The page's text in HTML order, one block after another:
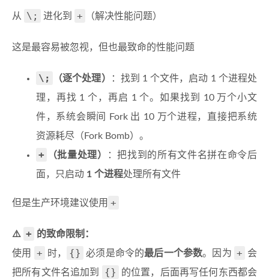
从 \; 进化到 + （解决性能问题）
这是最容易被忽视，但也最致命的性能问题
\; （逐个处理）
：找到 1 个文件，启动 1 个进程处
理，再找 1 个，再启 1 个。如果找到 10 万个小文
件，系统会瞬间 Fork 出 10 万个进程，直接把系统
资源耗尽（Fork Bomb）。
+ （批量处理）
：把找到的所有文件名拼在命令后
面，只启动 1 个进程处理所有文件
但是生产环境建议使用 +
⚠️ +
的致命限制：
使用
+ 时， {} 必须是命令的最后一个参数。因为 +
会
把所有文件名追加到
{}
的位置，后面再写任何东西都会